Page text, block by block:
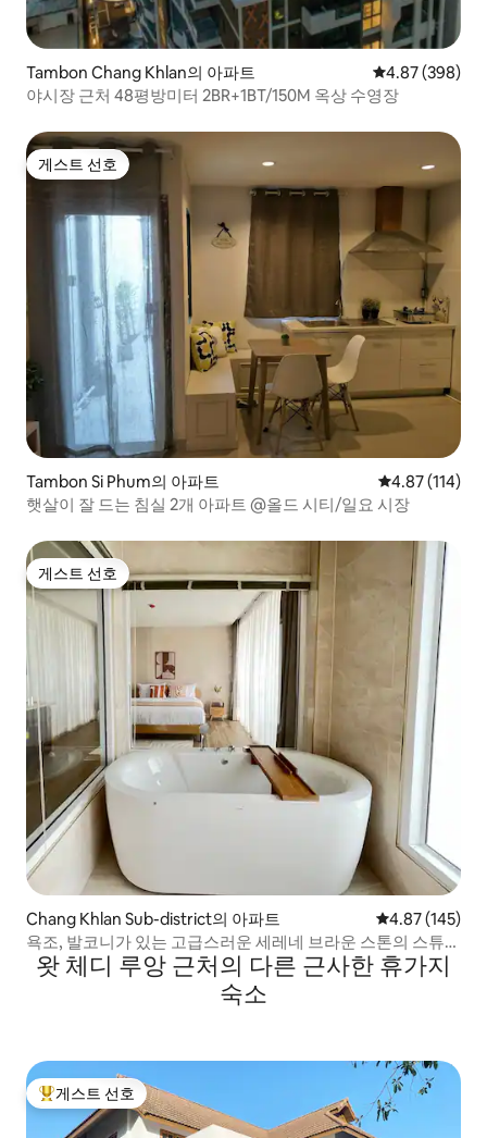
Tambon Chang Khlan의 아파트 평점 4.87점(5
4.87 (398)
야시장 근처 48평방미터 2BR+1BT/150M 옥상 수영장
게스트 선호
게스트 선호
Tambon Si Phum의 아파트 평점 4.87점(5
4.87 (114)
햇살이 잘 드는 침실 2개 아파트 @올드 시티/일요 시장
게스트 선호
게스트 선호
Chang Khlan Sub-district의 아파트 평점 4.87점(5
4.87 (145)
욕조, 발코니가 있는 고급스러운 세레네 브라운 스톤의 스튜디
오
왓 체디 루앙 근처의 다른 근사한 휴가지
숙소
상위 게스트 선호
게스트 선호